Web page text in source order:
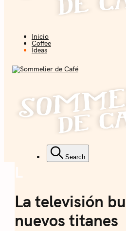
Café
Coffee + Ideas
Inicio
Coffee
Ideas
Café
Coffee + Ideas Search
La televisión
nuevos titanes